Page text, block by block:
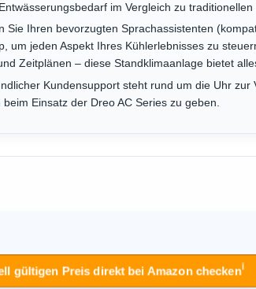
im Vergleich zu traditionellen
Sie Ihren bevorzugten Sprachassistenten
um jeden Aspekt Ihres Kühlerlebnisses zu
Zeitplänen – diese Standklimaanlage bietet
Kundensupport steht rund um die Uhr zur
Einsatz der Dreo AC Series zu geben.
gültigen Preis direkt bei Amazon checkenℹ︎